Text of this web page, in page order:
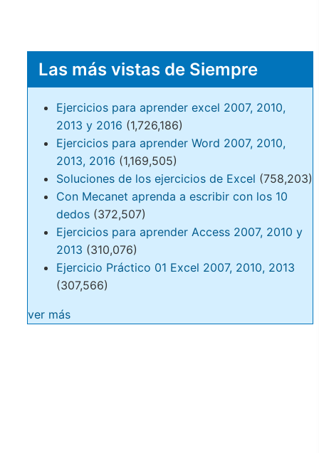
Las más vistas de Siempre
Ejercicios para aprender excel 2007, 2010,
2013 y 2016 (1,726,186)
Ejercicios para aprender Word 2007, 2010,
2013, 2016 (1,169,505)
Soluciones de los ejercicios de Excel (758,203)
Con Mecanet aprenda a escribir con los 10
dedos (372,507)
Ejercicios para aprender Access 2007, 2010 y
2013 (310,076)
Ejercicio Práctico 01 Excel 2007, 2010, 2013
(307,566)
ver más